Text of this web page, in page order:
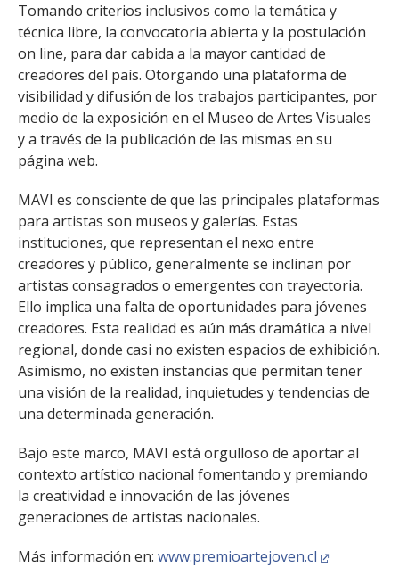
Tomando criterios inclusivos como la temática y
técnica libre, la convocatoria abierta y la postulación
on line, para dar cabida a la mayor cantidad de
creadores del país. Otorgando una plataforma de
visibilidad y difusión de los trabajos participantes, por
medio de la exposición en el Museo de Artes Visuales
y a través de la publicación de las mismas en su
página web.
MAVI es consciente de que las principales plataformas
para artistas son museos y galerías. Estas
instituciones, que representan el nexo entre
creadores y público, generalmente se inclinan por
artistas consagrados o emergentes con trayectoria.
Ello implica una falta de oportunidades para jóvenes
creadores. Esta realidad es aún más dramática a nivel
regional, donde casi no existen espacios de exhibición.
Asimismo, no existen instancias que permitan tener
una visión de la realidad, inquietudes y tendencias de
una determinada generación.
Bajo este marco, MAVI está orgulloso de aportar al
contexto artístico nacional fomentando y premiando
la creatividad e innovación de las jóvenes
generaciones de artistas nacionales.
Más información en: www.premioartejoven.cl